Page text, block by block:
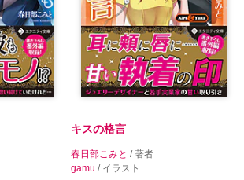
キスの格言
春日部こみと / 著者
gamu / イラスト